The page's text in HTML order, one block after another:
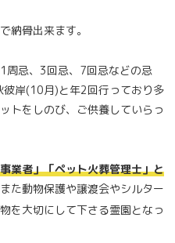
納骨出来ます。
周忌、3回忌、7回忌などの忌
岸(10月)と年2回行っており多
トをしのび、ご供養していらっ
業者」「ペット火葬管理士」と
た動物保護や譲渡会やシルター
を大切にして下さる霊園となっ